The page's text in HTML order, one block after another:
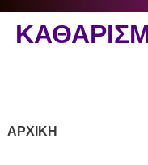
ΑΡΧΙΚΗ